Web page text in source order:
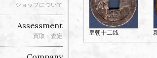
皇朝十二銭
ショップについて
Assessment
買取・査定